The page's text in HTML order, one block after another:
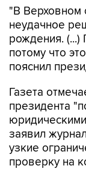
"В Верховном
неудачное
рождения.
потому что
пояснил
Газета
президента
заявил
узкие
проверку на